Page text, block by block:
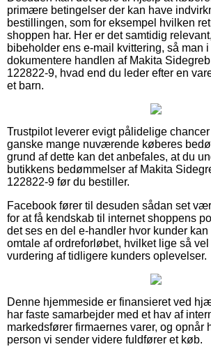
primære betingelser der kan have
bestillingen, som for eksempel hvilken
shoppen har. Her er det samtidig
bibeholder ens e-mail kvittering, så man
dokumentere handlen af Makita
122822-9, hvad end du leder efter en
et barn.
Trustpilot leverer evigt pålidelige
ganske mange nuværende køberes
grund af dette kan det anbefales, at du
butikkens bedømmelser af Makita
122822-9 før du bestiller.
Facebook fører til desuden sådan set
for at få kendskab til internet shoppens
det ses en del e-handler hvor kunder
omtale af ordreforløbet, hvilket lige så vel
vurdering af tidligere kunders oplevelser.
Denne hjemmeside er finansieret ved
har faste samarbejder med et hav af
markedsfører firmaernes varer, og opnår
person vi sender videre fuldfører et køb.